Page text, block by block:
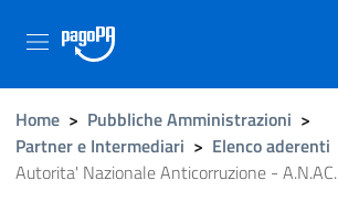
Home > Pubbliche Amministrazioni >
Partner e Intermediari > Elenco aderenti
Autorita' Nazionale Anticorruzione - A.N.AC.